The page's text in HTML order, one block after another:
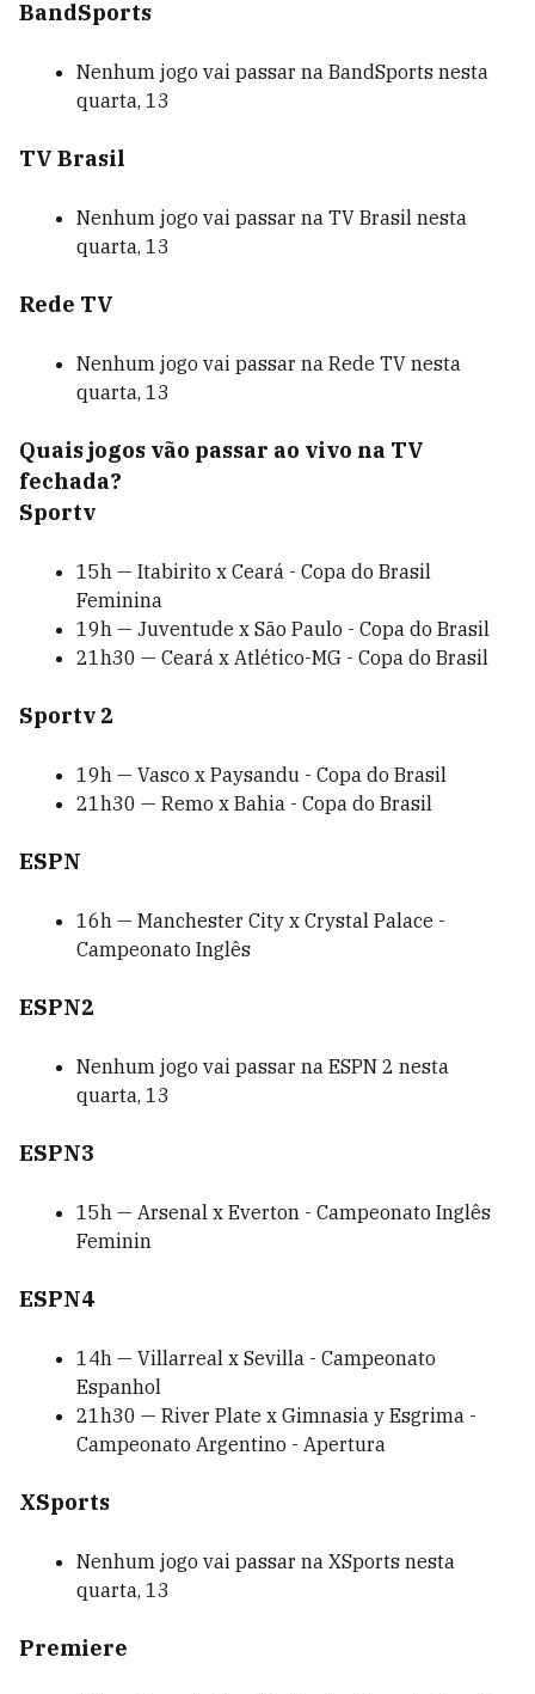
BandSports
Nenhum jogo vai passar na BandSports nesta
quarta, 13
TV Brasil
Nenhum jogo vai passar na TV Brasil nesta
quarta, 13
Rede TV
Nenhum jogo vai passar na Rede TV nesta
quarta, 13
Quais jogos vão passar ao vivo na TV
fechada?
Sportv
15h — Itabirito x Ceará - Copa do Brasil
Feminina
19h — Juventude x São Paulo - Copa do Brasil
21h30 — Ceará x Atlético-MG - Copa do Brasil
Sportv 2
19h — Vasco x Paysandu - Copa do Brasil
21h30 — Remo x Bahia - Copa do Brasil
ESPN
16h — Manchester City x Crystal Palace -
Campeonato Inglês
ESPN2
Nenhum jogo vai passar na ESPN 2 nesta
quarta, 13
ESPN3
15h — Arsenal x Everton - Campeonato Inglês
Feminin
ESPN4
14h — Villarreal x Sevilla - Campeonato
Espanhol
21h30 — River Plate x Gimnasia y Esgrima -
Campeonato Argentino - Apertura
XSports
Nenhum jogo vai passar na XSports nesta
quarta, 13
Premiere